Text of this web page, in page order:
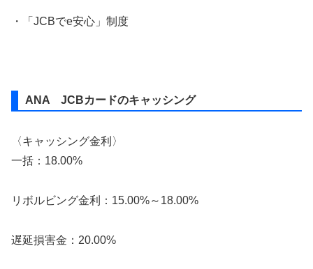
・「JCBでe安心」制度
ANA JCBカードのキャッシング
〈キャッシング金利〉
一括：18.00%
リボルビング金利：15.00%～18.00%
遅延損害金：20.00%